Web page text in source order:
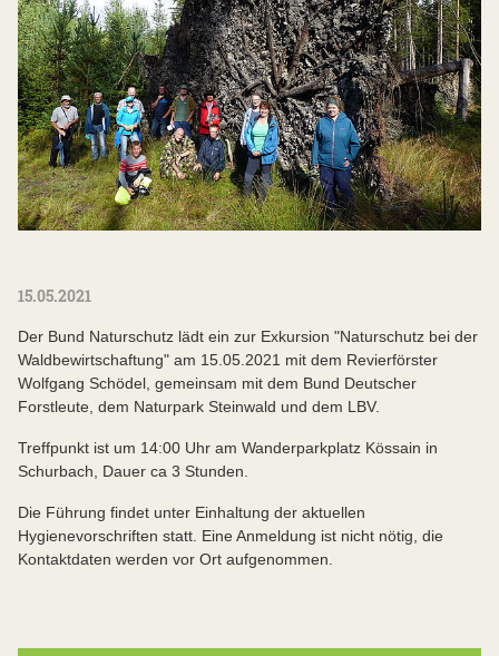
15.05.2021
Der Bund Naturschutz lädt ein zur Exkursion "Naturschutz bei der
Waldbewirtschaftung" am 15.05.2021 mit dem Revierförster
Wolfgang Schödel, gemeinsam mit dem Bund Deutscher
Forstleute, dem Naturpark Steinwald und dem LBV.
Treffpunkt ist um 14:00 Uhr am Wanderparkplatz Kössain in
Schurbach, Dauer ca 3 Stunden.
Die Führung findet unter Einhaltung der aktuellen
Hygienevorschriften statt. Eine Anmeldung ist nicht nötig, die
Kontaktdaten werden vor Ort aufgenommen.